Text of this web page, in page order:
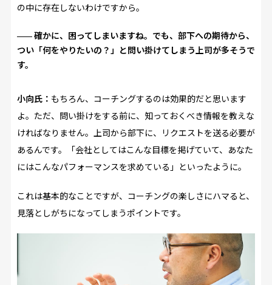
の中に存在しないわけですから。
確かに、困ってしまいますね。でも、部下への期待から、
つい「何をやりたいの？」と問い掛けてしまう上司が多そうで
す。
小向氏： もちろん、コーチングするのは効果的だと思います
よ。ただ、問い掛けをする前に、知っておくべき情報を教えな
ければなりません。上司から部下に、リクエストを送る必要が
あるんです。「会社としてはこんな目標を掲げていて、あなた
にはこんなパフォーマンスを求めている」といったように。
これは基本的なことですが、コーチングの楽しさにハマると、
見落としがちになってしまうポイントです。